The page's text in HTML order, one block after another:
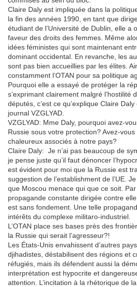
Claire Daly est impliquée dans la
la fin des années 1990, en tant que
étudiant de l’Université de Dublin, elle a
faveur des droits des femmes. Même
idées féministes qui sont maintenant
dominant occidental. En revanche, les
sont pas bien accueillies par les élites.
constamment l’OTAN pour sa politique
Pourquoi elle a essayé de protéger la
s’exprimant clairement malgré l’hostilité
députés, c’est ce qu’explique Claire
journal VZGLYAD.
VZGLYAD: Mme Daly, pourquoi avez-
Russie sous votre protection? Avez-
chaleureux associés à notre pays?
Claire Daly: Je n’ai pas beaucoup de
je pense juste qu’il faut dénoncer
est évident pour moi que la Russie est
suggestion de l’establishment de l’UE.
que Moscou menace qui que ce soit.
propagande constante dirigée contre
est sans fondement. Une telle
intérêts du complexe militaro-industriel.
L’OTAN place ses bases près des
la Russie qui serait l’agresseur?!
Les États-Unis envahissent d’autres
djihadistes, déstabilisent des régions et
réfugiés, mais ils défendent aussi la
interprétation est hypocrite et
attention. L’incitation à la rhétorique de